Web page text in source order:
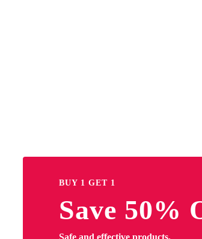
BUY 1 GET 1
Save 50%
Safe and effective products.